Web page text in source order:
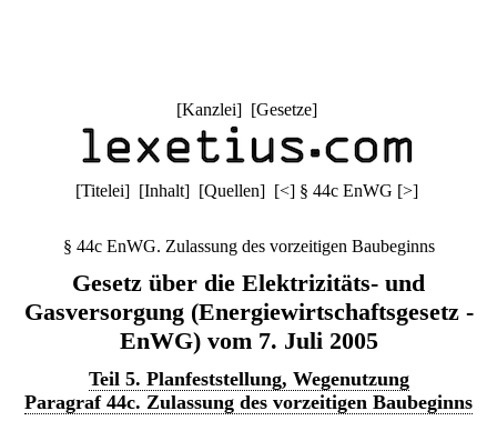
[Kanzlei] [Gesetze]
[Titelei] [Inhalt] [Quellen] [<] § 44c EnWG [>]
§ 44c EnWG. Zulassung des vorzeitigen Baubeginns
Gesetz über die Elektrizitäts- und
Gasversorgung (Energiewirtschaftsgesetz -
EnWG) vom 7. Juli 2005
Teil 5. Planfeststellung, Wegenutzung
Paragraf 44c. Zulassung des vorzeitigen Baubeginns